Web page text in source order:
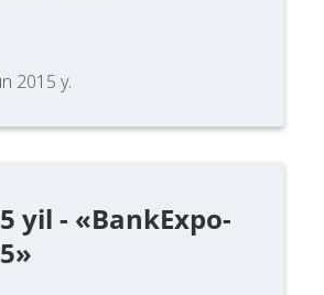
2015 y.
yil - «BankExpo-